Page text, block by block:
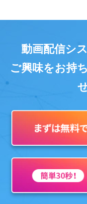
動画配信シ
ご興味をお持